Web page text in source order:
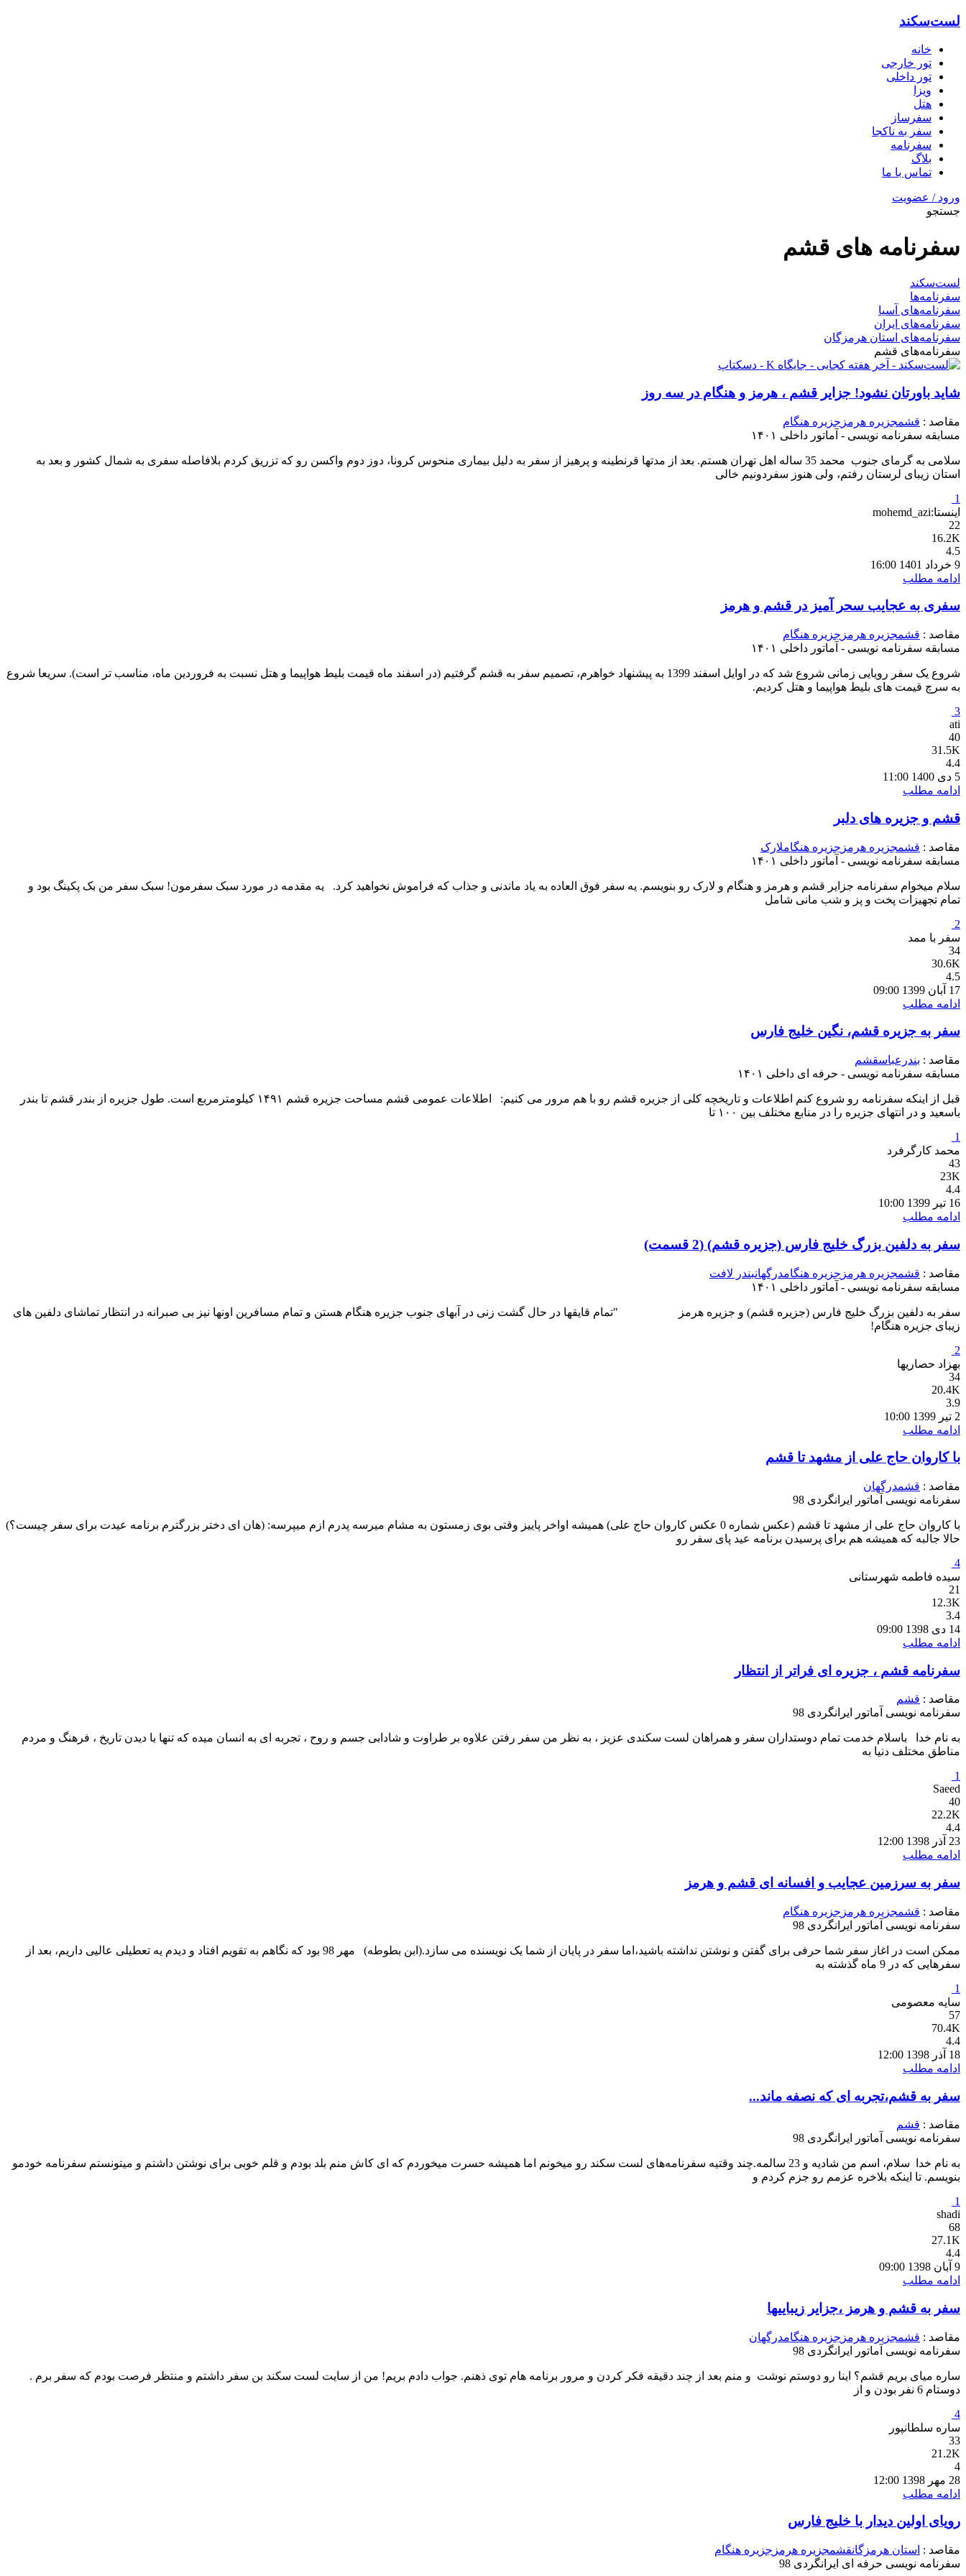
لست‌سکند
خانه
تور خارجی
تور داخلی
ویزا
هتل‌
سفرساز
سفر به ناکجا
سفرنامه
بلاگ
تماس با ما
ورود / عضویت
جستجو
سفرنامه های قشم
لست‌سکند
سفرنامه‌ها
سفرنامه‌های آسیا
سفرنامه‌های ایران
سفرنامه‌های استان هرمزگان
سفرنامه‌های قشم
شاید باورتان نشود! جزایر قشم ، هرمز و هنگام در سه روز
مقاصد : قشمجزیره هرمز جزیره هنگام
مسابقه سفرنامه نویسی - آماتور داخلی ۱۴۰۱
سلامی به گرمای جنوب محمد 35 ساله اهل تهران هستم. بعد از مدتها قرنطینه و پرهیز از سفر به دلیل بیماری منحوس کرونا، دوز دوم واکسن رو که تزریق کردم بلافاصله سفری به شمال کشور و بعد به
استان زیبای لرستان رفتم، ولی هنوز سفردونیم خالی
1
اینستا:mohemd_azi
22
16.2K
4.5
9 خرداد 1401 16:00
ادامه مطلب
سفری به عجایب سحر آمیز در قشم و هرمز
مقاصد : قشمجزیره هرمز جزیره هنگام
مسابقه سفرنامه نویسی - آماتور داخلی ۱۴۰۱
شروع یک سفر رویایی زمانی شروع شد که در اوایل اسفند 1399 به پیشنهاد خواهرم، تصمیم سفر به قشم گرفتیم (در اسفند ماه قیمت بلیط هواپیما و هتل نسبت به فروردین ماه، مناسب تر است). سریعا شروع
به سرچ قیمت های بلیط هواپیما و هتل کردیم.
3
ati
40
31.5K
4.4
5 دی 1400 11:00
ادامه مطلب
قشم و جزیره های دلبر
مقاصد : قشمجزیره هرمز جزیره هنگاملارک
مسابقه سفرنامه نویسی - آماتور داخلی ۱۴۰۱
سلام میخوام سفرنامه جزایر قشم و هرمز و هنگام و لارک رو بنویسم. یه سفر فوق العاده به یاد ماندنی و جذاب که فراموش نخواهید کرد. یه مقدمه در مورد سبک سفرمون! سبک سفر من بک پکینگ بود و
تمام تجهیزات پخت و پز و شب مانی شامل
2
سفر با ممد
34
30.6K
4.5
17 آبان 1399 09:00
ادامه مطلب
سفر به جزیره قشم، نگین خلیج فارس
مقاصد : بندرعباسقشم
مسابقه سفرنامه نویسی - حرفه ای داخلی ۱۴۰۱
قبل از اینکه سفرنامه رو شروع کنم اطلاعات و تاریخچه کلی از جزیره قشم رو با هم مرور می کنیم: اطلاعات عمومی قشم مساحت جزیره قشم ۱۴۹۱ کیلومترمربع است. طول جزیره از بندر قشم تا بندر
باسعید و در انتهای جزیره را در منابع مختلف بین ۱۰۰ تا
1
محمد کارگرفرد
43
23K
4.4
16 تیر 1399 10:00
ادامه مطلب
سفر به دلفین بزرگ خلیج فارس (جزیره قشم) (2 قسمت)
مقاصد : قشمجزیره هرمز جزیره هنگامدرگهانبندر لافت
مسابقه سفرنامه نویسی - آماتور داخلی ۱۴۰۱
سفر به دلفین بزرگ خلیج فارس (جزیره قشم) و جزیره هرمز "تمام قایقها در حال گشت زنی در آبهای جنوب جزیره هنگام هستن و تمام مسافرین اونها نیز بی صبرانه در انتظار تماشای دلفین های
زیبای جزیره هنگام!
2
بهزاد حصاریها
34
20.4K
3.9
2 تیر 1399 10:00
ادامه مطلب
با کاروان حاج علی از مشهد تا قشم
مقاصد : قشمدرگهان
سفرنامه نویسی آماتور ایرانگردی 98
با کاروان حاج علی از مشهد تا قشم (عکس شماره 0 عکس کاروان حاج علی) همیشه اواخر پاییز وقتی بوی زمستون به مشام میرسه پدرم ازم میپرسه: (هان ای دختر بزرگترم برنامه عیدت برای سفر چیست؟)
حالا جالبه که همیشه هم برای پرسیدن برنامه عید پای سفر رو
4
سیده فاطمه شهرستانی
21
12.3K
3.4
14 دی 1398 09:00
ادامه مطلب
سفرنامه قشم ، جزیره ای فراتر از انتظار
مقاصد : قشم
سفرنامه نویسی آماتور ایرانگردی 98
به نام خدا باسلام خدمت تمام دوستداران سفر و همراهان لست سکندی عزیز ، به نظر من سفر رفتن علاوه بر طراوت و شادابی جسم و روح ، تجربه ای به انسان میده که تنها با دیدن تاریخ ، فرهنگ و مردم
مناطق مختلف دنیا به
1
Saeed
40
22.2K
4.4
23 آذر 1398 12:00
ادامه مطلب
سفر به سرزمین عجایب و افسانه ای قشم و هرمز
مقاصد : قشمجزیره هرمز جزیره هنگام
سفرنامه نویسی آماتور ایرانگردی 98
ممکن است در اغاز سفر شما حرفی برای گفتن و نوشتن نداشته باشید،اما سفر در پایان از شما یک نویسنده می سازد.(ابن بطوطه) مهر 98 بود که نگاهم به تقویم افتاد و دیدم یه تعطیلی عالیی داریم، بعد از
سفرهایی که در 9 ماه گذشته به
1
سایه معصومی
57
70.4K
4.4
18 آذر 1398 12:00
ادامه مطلب
سفر به قشم،تجربه ای که نصفه ماند...
مقاصد : قشم
سفرنامه نویسی آماتور ایرانگردی 98
به نام خدا سلام، اسم من شادیه و 23 سالمه.چند وقتیه سفرنامه‌های لست سکند رو میخونم اما همیشه حسرت میخوردم که ای کاش منم بلد بودم و قلم خوبی برای نوشتن داشتم و میتونستم سفرنامه خودمو
بنویسم. تا اینکه بلاخره عزمم رو جزم کردم و
1
shadi
68
27.1K
4.4
9 آبان 1398 09:00
ادامه مطلب
سفر به قشم و هرمز ،جزایر زیباییها
مقاصد : قشمجزیره هرمز جزیره هنگامدرگهان
سفرنامه نویسی آماتور ایرانگردی 98
ساره میای بریم قشم؟ اینا رو دوستم نوشت و منم بعد از چند دقیقه فکر کردن و مرور برنامه هام توی ذهنم. جواب دادم بریم! من از سایت لست سکند بن سفر داشتم و منتظر فرصت بودم که سفر برم .
دوستام 6 نفر بودن و از
4
ساره سلطانپور
33
21.2K
4
28 مهر 1398 12:00
ادامه مطلب
رویای اولین دیدار با خلیج فارس
مقاصد : استان هرمزگانقشمجزیره هرمز جزیره هنگام
سفرنامه نویسی حرفه ای ایرانگردی 98